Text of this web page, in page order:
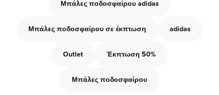
Μπάλες ποδοσφαίρου adidas
Μπάλες ποδοσφαίρου σε έκπτωση adidas
Outlet Έκπτωση 50%
Μπάλες ποδοσφαίρου